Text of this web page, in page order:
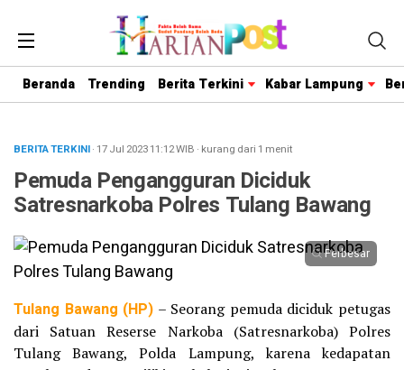
Beranda Trending Berita Terkini Kabar Lampung
BERITA TERKINI· 17 Jul 202311:12WIB · kurang dari 1 menit
Pemuda Pengangguran Diciduk
Satresnarkoba Polres Tulang Bawang
Perbesar
Tulang Bawang (HP) – Seorang pemuda diciduk petugas
dari Satuan Reserse Narkoba (Satresnarkoba) Polres
Tulang Bawang, Polda Lampung, karena kedapatan